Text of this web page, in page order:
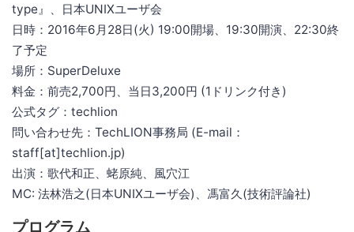
type』、日本UNIXユーザ会
日時：2016年6月28日(火) 19:00開場、19:30開演、22:30終
了予定
場所：SuperDeluxe
料金：前売2,700円、当日3,200円 (1ドリンク付き)
公式タグ：techlion
問い合わせ先：TechLION事務局 (E-mail：
staff[at]techlion.jp)
出演：歌代和正、蛯原純、風穴江
MC: 法林浩之(日本UNIXユーザ会)、馮富久(技術評論社)
プログラム